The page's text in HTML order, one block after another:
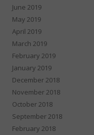
June 2019
May 2019
April 2019
March 2019
February 2019
January 2019
December 2018
November 2018
October 2018
September 2018
February 2018